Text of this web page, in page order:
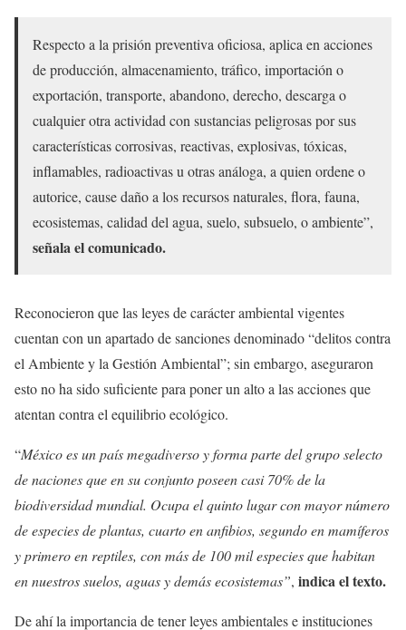
Respecto a la prisión preventiva oficiosa, aplica en acciones
de producción, almacenamiento, tráfico, importación o
exportación, transporte, abandono, derecho, descarga o
cualquier otra actividad con sustancias peligrosas por sus
características corrosivas, reactivas, explosivas, tóxicas,
inflamables, radioactivas u otras análoga, a quien ordene o
autorice, cause daño a los recursos naturales, flora, fauna,
ecosistemas, calidad del agua, suelo, subsuelo, o ambiente”,
señala el comunicado.
Reconocieron que las leyes de carácter ambiental vigentes
cuentan con un apartado de sanciones denominado “delitos contra
el Ambiente y la Gestión Ambiental”; sin embargo, aseguraron
esto no ha sido suficiente para poner un alto a las acciones que
atentan contra el equilibrio ecológico.
“México es un país megadiverso y forma parte del grupo selecto
de naciones que en su conjunto poseen casi 70% de la
biodiversidad mundial. Ocupa el quinto lugar con mayor número
de especies de plantas, cuarto en anfibios, segundo en mamíferos
y primero en reptiles, con más de 100 mil especies que habitan
en nuestros suelos, aguas y demás ecosistemas”, indica el texto.
De ahí la importancia de tener leyes ambientales e instituciones